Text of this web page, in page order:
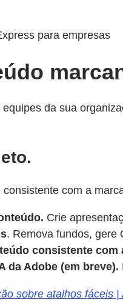
para empresas
da sua
com a
Crie
. Remova fundos, gere
consistente com
da Adobe (em breve).
sobre atalhos fáceis